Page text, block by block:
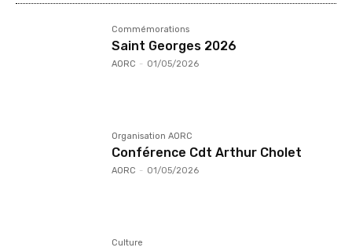
Commémorations
Saint Georges 2026
AORC - 01/05/2026
Organisation AORC
Conférence Cdt Arthur Cholet
AORC - 01/05/2026
Culture